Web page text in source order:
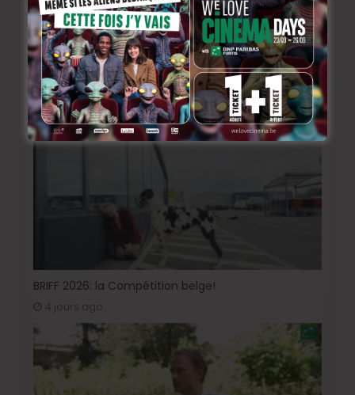
BRIFF Express: Tom Adjibi et Adéola Hawna, « Ceci
n’est pas un film français ».
2 jours ago
BRIFF 2026: la Compétition belge!
4 jours ago